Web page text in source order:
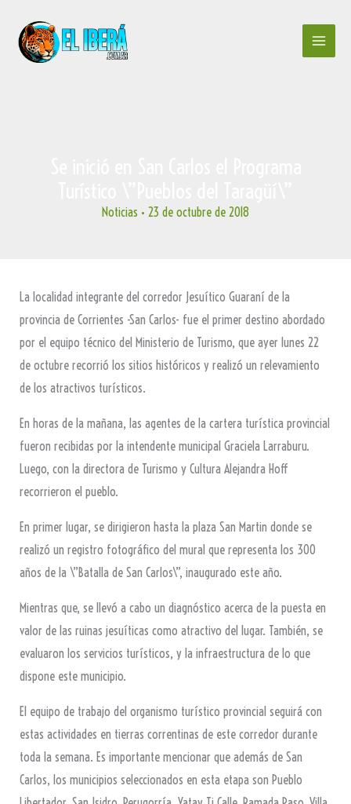
contenido
Noticias • 23 de octubre de 2018
La localidad integrante del corredor Jesuítico Guaraní de la
provincia de Corrientes -San Carlos- fue el primer destino abordado
por el equipo técnico del Ministerio de Turismo, que ayer lunes 22
de octubre recorrió los sitios históricos y realizó un relevamiento
de los atractivos turísticos.
En horas de la mañana, las agentes de la cartera turística provincial
fueron recibidas por la intendente municipal Graciela Larraburu.
Luego, con la directora de Turismo y Cultura Alejandra Hoff
recorrieron el pueblo.
En primer lugar, se dirigieron hasta la plaza San Martin donde se
realizó un registro fotográfico del mural que representa los 300
años de la \”Batalla de San Carlos\”, inaugurado este año.
Mientras que, se llevó a cabo un diagnóstico acerca de la puesta en
valor de las ruinas jesuíticas como atractivo del lugar. También, se
evaluaron los servicios turísticos, y la infraestructura de lo que
dispone este municipio.
El equipo de trabajo del organismo turístico provincial seguirá con
estas actividades en tierras correntinas de este corredor durante
toda la semana. Es importante mencionar que además de San
Carlos, los municipios seleccionados en esta etapa son Pueblo